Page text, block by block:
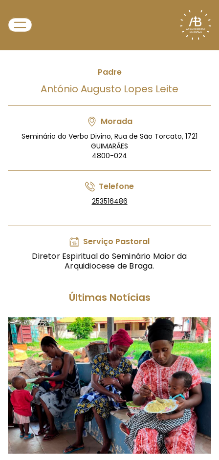
Padre
António Augusto Lopes Leite
Morada
Seminário do Verbo Divino, Rua de São Torcato, 1721
GUIMARÃES
4800-024
Telefone
253516486
Serviço Pastoral
Diretor Espiritual do Seminário Maior da
Arquidiocese de Braga.
Últimas Notícias